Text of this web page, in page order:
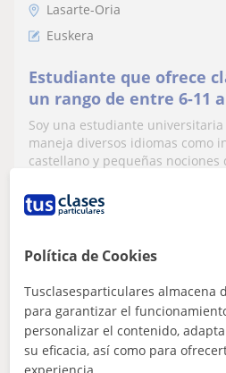
Lasarte-Oria
Euskera
Estudiante que ofrece
un rango de entre 6-11
materia
Soy una estudiante
maneja diversos idiomas como
castellano y pequeñas nociones
10€/h
Paula
Política de Cookies
Tusclasesparticulares almacena
para garantizar el
personalizar el contenido,
su eficacia, así como para
experiencia.